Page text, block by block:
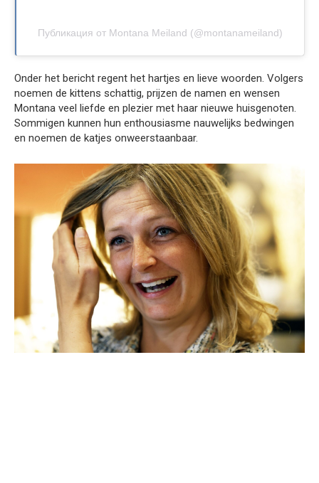
Публикация от Montana Meiland (@montanameiland)
Onder het bericht regent het hartjes en lieve woorden. Volgers
noemen de kittens schattig, prijzen de namen en wensen
Montana veel liefde en plezier met haar nieuwe huisgenoten.
Sommigen kunnen hun enthousiasme nauwelijks bedwingen
en noemen de katjes onweerstaanbaar.